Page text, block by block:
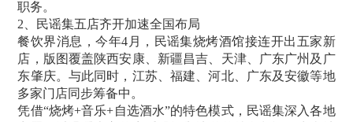
职务。
2、民谣集五店齐开加速全国布局
餐饮界消息，今年4月，民谣集烧烤酒馆接连开出五家新
店，版图覆盖陕西安康、新疆昌吉、天津、广东广州及广
东肇庆。与此同时，江苏、福建、河北、广东及安徽等地
多家门店同步筹备中。
凭借“烧烤+音乐+自选酒水”的特色模式，民谣集深入各地